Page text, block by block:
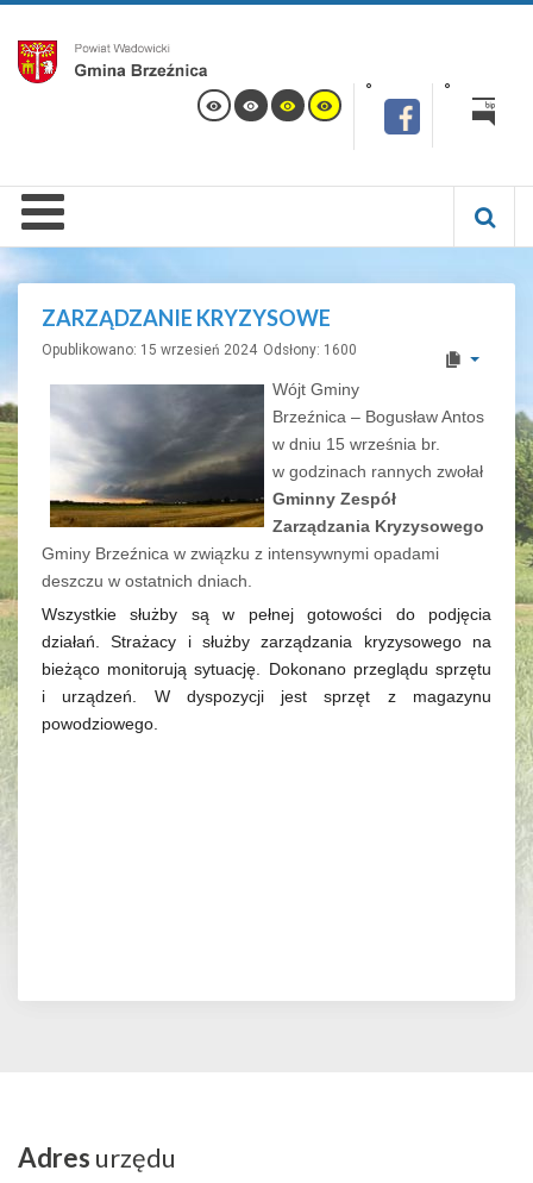
ZARZĄDZANIE KRYZYSOWE
Opublikowano: 15 wrzesień 2024 Odsłony: 1600
Wójt Gminy
Brzeźnica – Bogusław Antos
w dniu 15 września br.
w godzinach rannych zwołał
Gminny Zespół
Zarządzania Kryzysowego
Gminy Brzeźnica w związku z intensywnymi opadami
deszczu w ostatnich dniach.
Wszystkie służby są w pełnej gotowości do podjęcia
działań. Strażacy i służby zarządzania kryzysowego na
bieżąco monitorują sytuację. Dokonano przeglądu sprzętu
i urządzeń. W dyspozycji jest sprzęt z magazynu
powodziowego.
Adres urzędu